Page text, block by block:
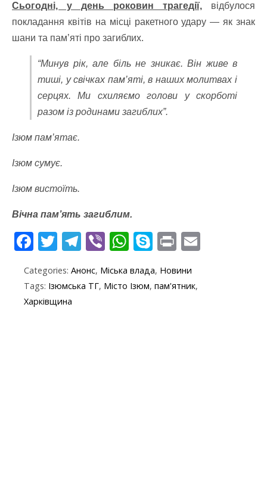
Сьогодні, у день роковин трагедії, відбулося
покладання квітів на місці ракетного удару — як знак
шани та пам’яті про загиблих.
“Минув рік, але біль не зникає. Він живе в
тиші, у свічках пам’яті, в наших молитвах і
серцях. Ми схиляємо голови у скорботі
разом із родинами загиблих”.
Ізюм пам’ятає.
Ізюм сумує.
Ізюм вистоїть.
Вічна пам’ять загиблим.
F
e
b
T
itt
er
T
e
gr
Vi
er
W
at
S
y
Pr
t
Categories: Анонс, Міська влада, Новини
Tags: Ізюмська ТГ, Місто Ізюм, пам'ятник,
Харківщина